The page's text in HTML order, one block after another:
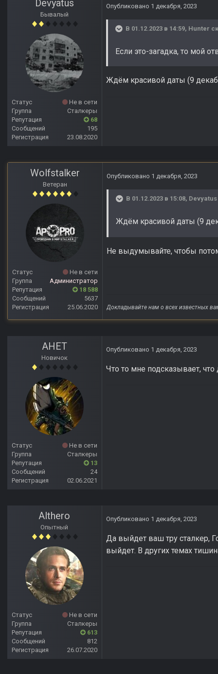
Devyatus
Бывалый
Статус
Не в сети
Группа
Сталкеры
Репутация
68
Сообщений
195
Регистрация
23.08.2020
Опубликовано 1 декабря, 2023
В 01.12.2023 в 14:59, Hunter
Если это-загадка, то мой
Ждём красивой даты (9
Wolfstalker
Ветеран
Статус
Не в сети
Группа
Администратор
Репутация
18 588
Сообщений
5637
Регистрация
25.06.2020
Опубликовано 1 декабря, 2023
В 01.12.2023 в 15:08, Devyatus
Ждём красивой даты (9
Не выдумывайте, чтобы
Докладывайте нам о всех известных
АНЕТ
Новичок
Статус
Не в сети
Группа
Сталкеры
Репутация
13
Сообщений
24
Регистрация
02.06.2021
Опубликовано 1 декабря, 2023
Что то мне подсказывает,
Althero
Опытный
Статус
Не в сети
Группа
Сталкеры
Репутация
613
Сообщений
812
Регистрация
26.07.2020
Опубликовано 1 декабря, 2023
Да выйдет ваш тру сталкер,
выйдет. В других темах